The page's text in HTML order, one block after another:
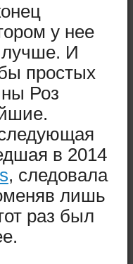
у нее
лучше. И
простых
Роз
в 2014
, следовала
лишь
раз был